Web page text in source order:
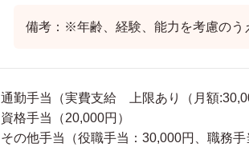
備考：※年齢、経験、能力を考慮のう
通勤手当（実費支給 上限あり（月額
資格手当（20,000円）
その他手当（役職手当：30,000円、職務手